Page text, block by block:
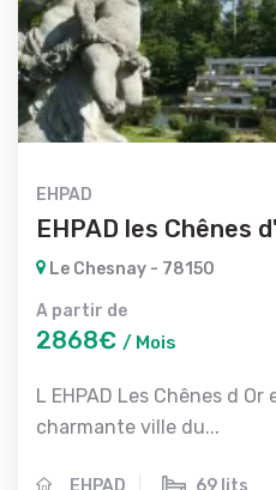
EHPAD
EHPAD les Chênes
Le Chesnay - 78150
A partir de
2868€ / Mois
L EHPAD Les Chênes d
charmante ville du...
EHPAD 69 lits